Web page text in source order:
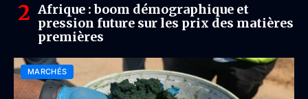
Afrique : boom démographique et
pression future sur les prix des matières
premières
MARCHÉS